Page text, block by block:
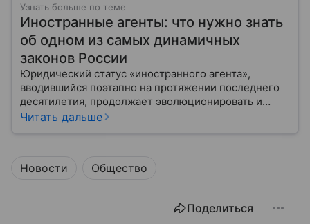
Узнать больше по теме
Иностранные агенты: что нужно знать
об одном из самых динамичных
законов России
Юридический статус «иностранного агента»,
вводившийся поэтапно на протяжении последнего
десятилетия, продолжает эволюционировать и
оказывать существенное влияние на деятельность
анализа этого явления: его юридических оснований,
Читать дальше
Новости Общество
Поделиться